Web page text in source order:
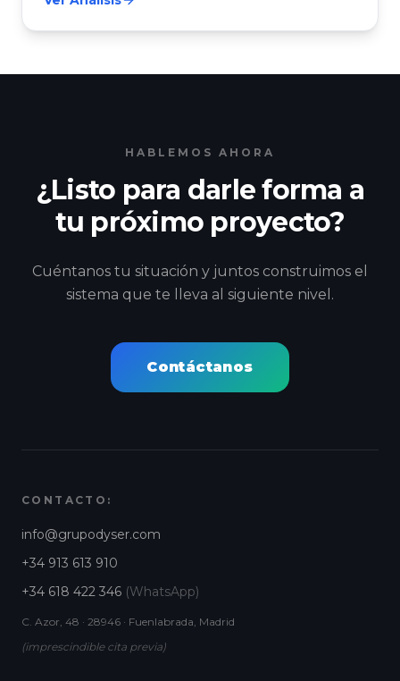
HABLEMOS AHORA
¿Listo para darle forma a
tu próximo proyecto?
Cuéntanos tu situación y juntos construimos el
sistema que te lleva al siguiente nivel.
Contáctanos
CONTACTO:
info@grupodyser.com
+34 913 613 910
+34 618 422 346 (WhatsApp)
C. Azor, 48 · 28946 · Fuenlabrada, Madrid
(imprescindible cita previa)